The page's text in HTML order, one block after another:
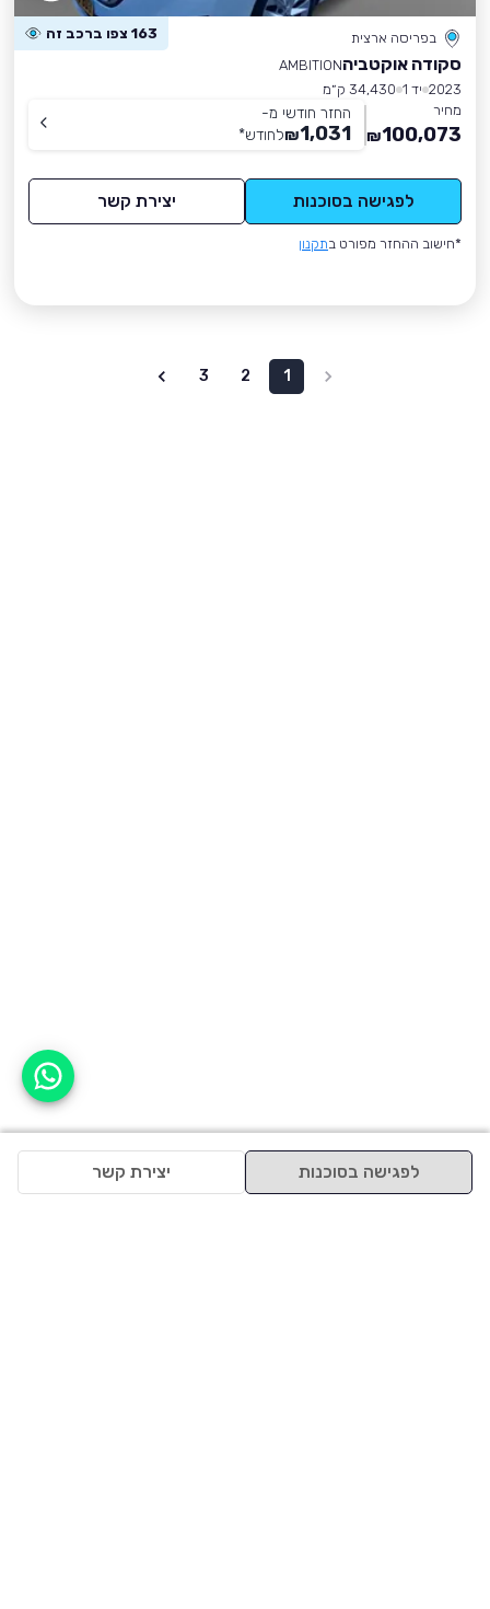
בפריסה ארצית 163 צפו ברכב זה
סקודה אוקטביהAMBITION
2023 יד 1
34,430 ק״מ
מחיר
100,073
₪
החזר חודשי מ-
1,031
₪לחודש*
לפגישה בסוכנות יצירת קשר
*חישוב ההחזר מפורט בתקנון
1
2
3
לפגישה בסוכנות יצירת קשר
אפשר לעזור?